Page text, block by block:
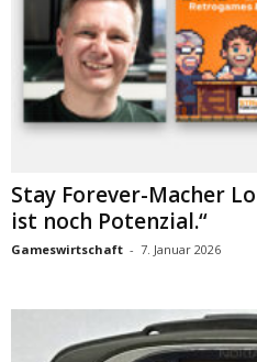
Stay Forever-Macher
ist noch Potenzial.“
Gameswirtschaft - 7. Januar 2026